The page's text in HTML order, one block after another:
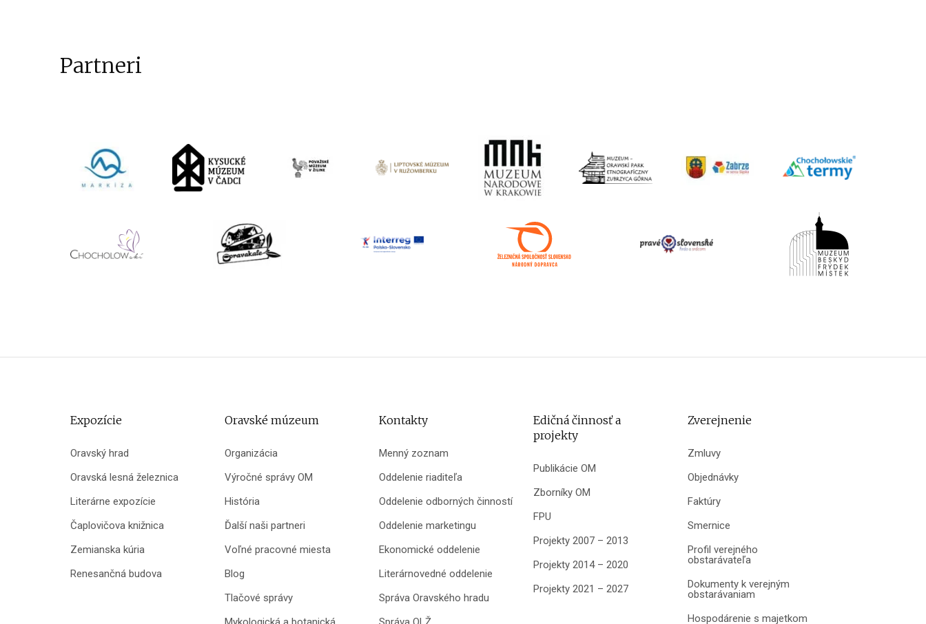
Partneri
Expozície
Oravský hrad
Oravská lesná železnica
Literárne expozície
Čaplovičova knižnica
Zemianska kúria
Renesančná budova
Oravské múzeum
Organizácia
Výročné správy OM
História
Ďalší naši partneri
Voľné pracovné miesta
Blog
Tlačové správy
Kontakty
Menný zoznam
Oddelenie riaditeľa
Oddelenie odborných činností
Oddelenie marketingu
Ekonomické oddelenie
Literárnovedné oddelenie
Správa Oravského hradu
Edičná činnosť a
projekty
Publikácie OM
Zborníky OM
FPU
Projekty 2007 – 2013
Projekty 2014 – 2020
Projekty 2021 – 2027
Zverejnenie
Zmluvy
Objednávky
Faktúry
Smernice
Profil verejného
obstarávateľa
Dokumenty k verejným
obstarávaniam
Hospodárenie s majetkom